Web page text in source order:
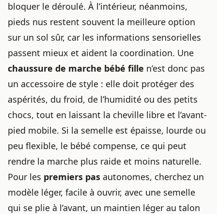
bloquer le déroulé. À l’intérieur, néanmoins,
pieds nus restent souvent la meilleure option
sur un sol sûr, car les informations sensorielles
passent mieux et aident la coordination. Une
chaussure de marche bébé fille n’est donc pas
un accessoire de style : elle doit protéger des
aspérités, du froid, de l’humidité ou des petits
chocs, tout en laissant la cheville libre et l’avant-
pied mobile. Si la semelle est épaisse, lourde ou
peu flexible, le bébé compense, ce qui peut
rendre la marche plus raide et moins naturelle.
Pour les premiers pas autonomes, cherchez un
modèle léger, facile à ouvrir, avec une semelle
qui se plie à l’avant, un maintien léger au talon